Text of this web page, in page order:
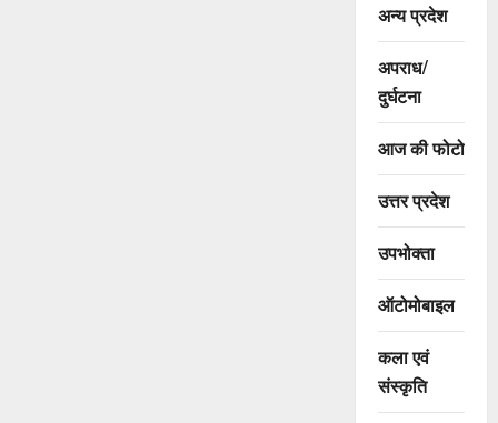
अन्य प्रदेश
अपराध/
दुर्घटना
आज की फोटो
उत्तर प्रदेश
उपभोक्ता
ऑटोमोबाइल
कला एवं
संस्कृति